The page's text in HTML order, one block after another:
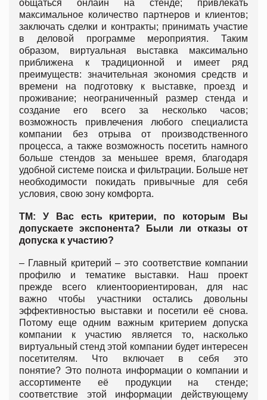
общаться онлайн на стенде; привлекать
максимальное количество партнеров и клиентов;
заключать сделки и контракты; принимать участие
в деловой программе мероприятия. Таким
образом, виртуальная выставка максимально
приближена к традиционной и имеет ряд
преимуществ: значительная экономия средств и
времени на подготовку к выставке, проезд и
проживание; неограниченный размер стенда и
создание его всего за несколько часов;
возможность привлечения любого специалиста
компании без отрыва от производственного
процесса, а также возможность посетить намного
больше стендов за меньшее время, благодаря
удобной системе поиска и фильтрации. Больше нет
необходимости покидать привычные для себя
условия, свою зону комфорта.
ТМ: У Вас есть критерии, по которым Вы
допускаете экспонента? Были ли отказы от
допуска к участию?
– Главный критерий – это соответствие компании
профилю и тематике выставки. Наш проект
прежде всего клиентоориентирован, для нас
важно чтобы участники остались довольны
эффективностью выставки и посетили её снова.
Потому еще одним важным критерием допуска
компании к участию является то, насколько
виртуальный стенд этой компании будет интересен
посетителям. Что включает в себя это
понятие? Это полнота информации о компании и
ассортименте её продукции на стенде;
соответствие этой информации действующему